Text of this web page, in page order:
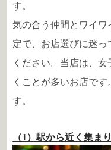
す。
気の合う仲間とワイ
定で、お店選びに迷
ください。当店は、
くことが多いお店で
す。
（1）駅から近く集ま